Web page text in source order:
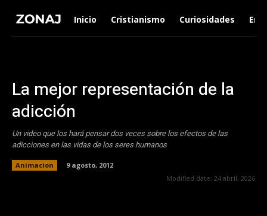
Inicio Cristianismo Curiosidades
La mejor representación de la
adicción
Un video que los hará pensar dos veces sobre los efectos de las
adicciones en las vidas de los seres humanos
Animacion
9 agosto, 2012
Modified date: 24 abril, 2026